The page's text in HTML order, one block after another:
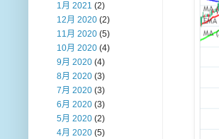
1月 2021 (2)
12月 2020 (2)
11月 2020 (5)
10月 2020 (4)
9月 2020 (4)
8月 2020 (3)
7月 2020 (3)
6月 2020 (3)
5月 2020 (2)
4月 2020 (5)